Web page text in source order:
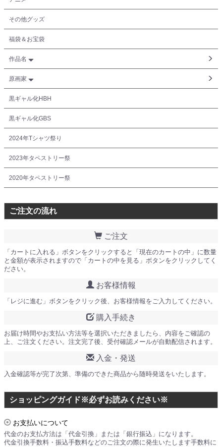
その他グッズ
福袋＆お宝袋
作品名
原画家
黒ギャル化HBH
黒ギャル化GBS
2024年Tシャツ祭り
2023年タペストリー祭
2020年タペストリー祭
ご注文の流れ
ご注文
「カートに入れる」ボタンをクリックすると「現在のカートの中」に数量
と金額が表示されますので「カートの中を見る」ボタンをクリックしてく
ださい。
お客様情報
「レジに進む」ボタンをクリック後、お客様情報をご入力してください。
購入手続き
お届け時間やお支払い方法等を選択いただきましたら、内容をご確認の
上、ご注文ください。注文完了後、受付確認メールが自動配信されます。
入金・発送
入金確認等が完了次第、準備のできた商品から随時発送をいたします。
ショッピングガイド※必ずお読みください※
お支払いについて
代金のお支払方法は「代金引換」または「銀行振込」になります。
代金引換手数料・振込手数料などのご注文の際に発生いたします手数料に